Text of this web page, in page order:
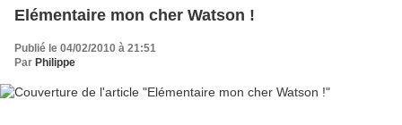
Elémentaire mon cher Watson !
Publié le 04/02/2010 à 21:51
Par Philippe